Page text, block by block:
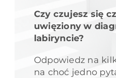
Czy czujesz się
uwięziony w
labiryncie?
Odpowiedz na
na choć jedno